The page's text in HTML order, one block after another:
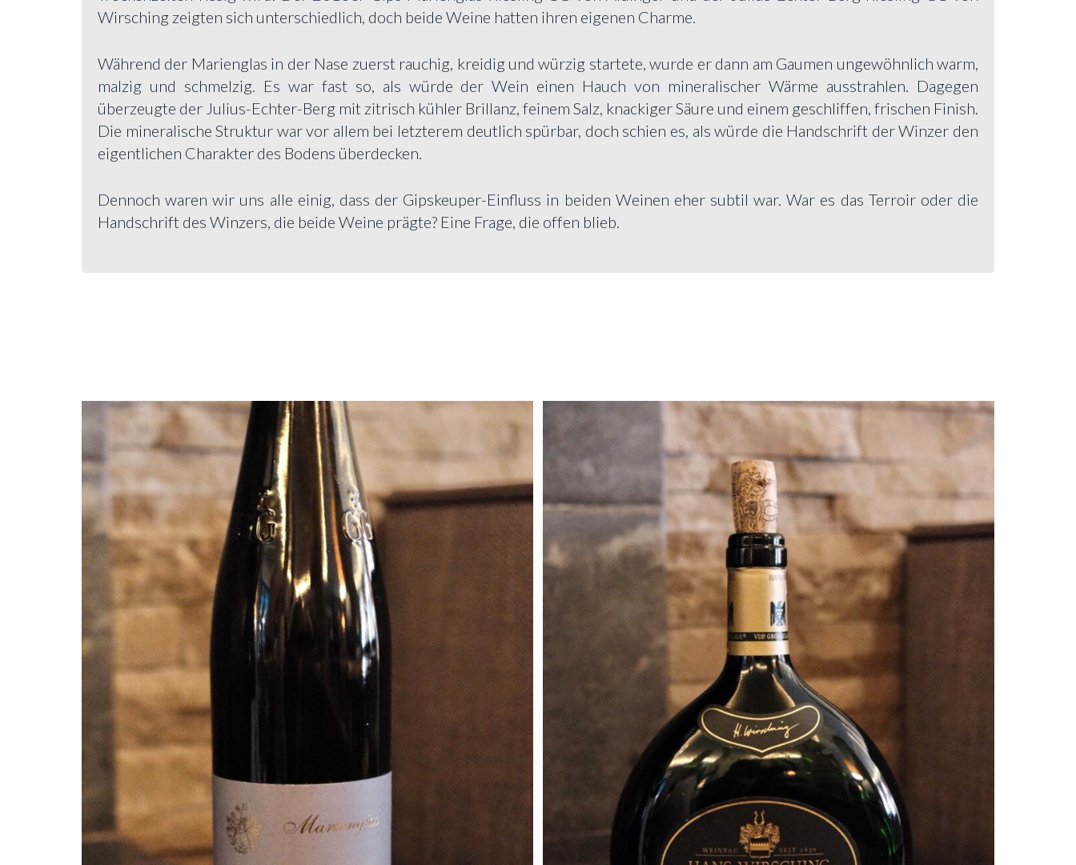
Wirsching zeigten sich unterschiedlich, doch beide Weine hatten ihren eigenen Charme.
Während der Marienglas in der Nase zuerst rauchig, kreidig und würzig startete, wurde er dann am Gaumen ungewöhnlich warm,
malzig und schmelzig. Es war fast so, als würde der Wein einen Hauch von mineralischer Wärme ausstrahlen. Dagegen
überzeugte der Julius-Echter-Berg mit zitrisch kühler Brillanz, feinem Salz, knackiger Säure und einem geschliffen, frischen Finish.
Die mineralische Struktur war vor allem bei letzterem deutlich spürbar, doch schien es, als würde die Handschrift der Winzer den
eigentlichen Charakter des Bodens überdecken.
Dennoch waren wir uns alle einig, dass der Gipskeuper-Einfluss in beiden Weinen eher subtil war. War es das Terroir oder die
Handschrift des Winzers, die beide Weine prägte? Eine Frage, die offen blieb.